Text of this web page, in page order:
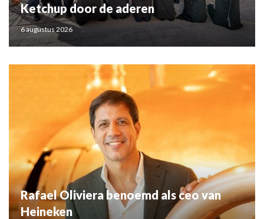
Ketchup door de aderen
6 augustus 2026
Rafael Oliviera benoemd als ceo van
Heineken